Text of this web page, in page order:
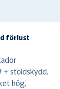
förlust
+ stöldskydd.
hög.